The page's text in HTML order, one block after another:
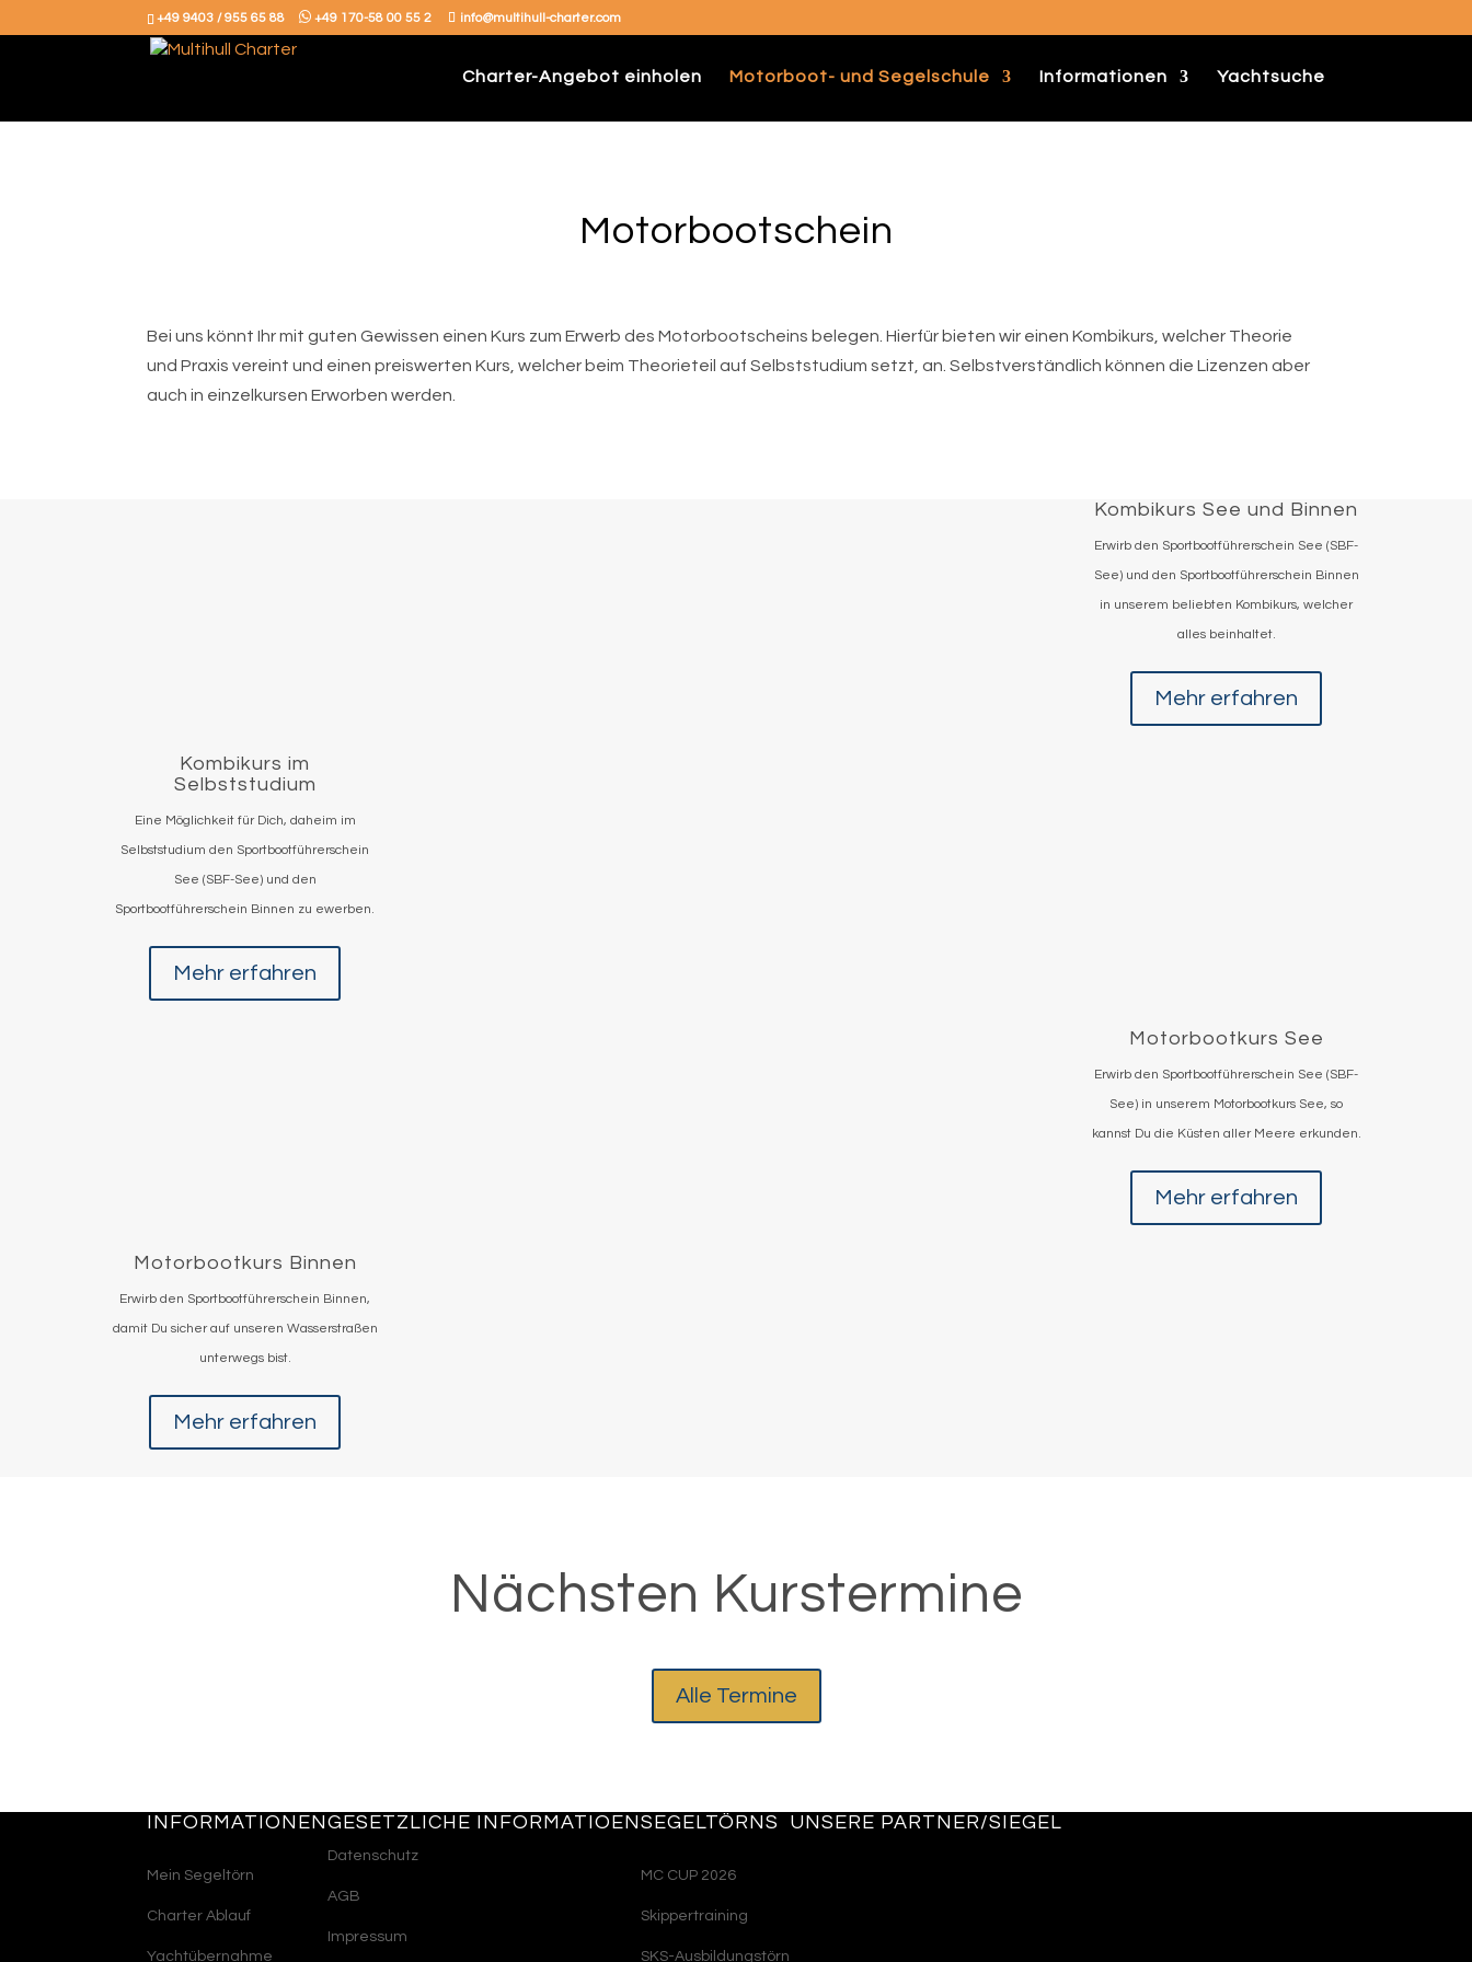
+49 9403 / 955 65 88 +49 170-58 00 55 2 info@multihull-charter.com
Charter-Angebot einholen Motorboot- und Segelschule Informationen Yachtsuche
Motorbootschein
Bei uns könnt Ihr mit guten Gewissen einen Kurs zum Erwerb des Motorbootscheins belegen. Hierfür bieten wir einen Kombikurs, welcher Theorie
und Praxis vereint und einen preiswerten Kurs, welcher beim Theorieteil auf Selbststudium setzt, an. Selbstverständlich können die Lizenzen aber
auch in einzelkursen Erworben werden.
Kombikurs See und Binnen
Erwirb den Sportbootführerschein See (SBF-
See) und den Sportbootführerschein Binnen
in unserem beliebten Kombikurs, welcher
alles beinhaltet.
Mehr erfahren
Kombikurs im
Selbststudium
Eine Möglichkeit für Dich, daheim im
Selbststudium den Sportbootführerschein
See (SBF-See) und den
Sportbootführerschein Binnen zu ewerben.
Mehr erfahren
Motorbootkurs See
Erwirb den Sportbootführerschein See (SBF-
See) in unserem Motorbootkurs See, so
kannst Du die Küsten aller Meere erkunden.
Mehr erfahren
Motorbootkurs Binnen
Erwirb den Sportbootführerschein Binnen,
damit Du sicher auf unseren Wasserstraßen
unterwegs bist.
Mehr erfahren
Nächsten Kurstermine
Alle Termine
INFORMATIONEN
Mein Segeltörn
Charter Ablauf
Yachtübernahme
GESETZLICHE INFORMATIOEN
Datenschutz
AGB
Impressum
SEGELTÖRNS
MC CUP 2026
Skippertraining
SKS-Ausbildungstörn
UNSERE PARTNER/SIEGEL